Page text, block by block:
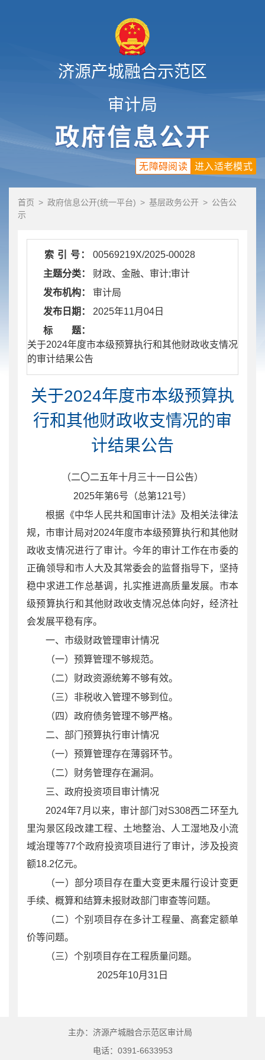
济源产城融合示范区
审计局
进入适老模式
无障碍阅读
首页 > 政府信息公开(统一平台) > 基层政务公开 > 公告公
示
索 引 号：
00569219X/2025-00028
主题分类：
财政、金融、审计;审计
发布机构：
审计局
发布日期：
2025年11月04日
标 题：
​ 关于2024年度市本级预算执行和其他财政收支情况
的审计结果公告
关于2024年度市本级预算执
行和其他财政收支情况的审
计结果公告
（二〇二五年十月 三十一 日公告）
2025年第6号（总第121号）
根据《中华人民共和国审计法》及相关法律法
规，市审计局对2024年度市本级预算执行和其他财
政收支情况进行了审计。今年的审计工作在市委的
正确领导和市人大及其常委会的监督指导下，坚持
稳中求进工作总基调，扎实推进高质量发展。市本
级预算执行和其他财政收支情况总体向好，经济社
会发展平稳有序。
一、市级财政管理审计情况
（一）预算管理不够规范。
（二）财政资源统筹不够有效。
（三）非税收入管理不够到位。
（四）政府债务管理不够严格。
二、 部门预算执行审计情况
（一）预算管理存在薄弱环节。
（二）财务管理存在漏洞。
三、政府投资项目审计情况
2024年7 月以来，审计部门对S308西二环至九
里沟景区段改建工程、土地整治、人工湿地及小流
域治理等77个政府投资项目进行了审计，涉及投资
额18.2亿元。
（一） 部分项目存在重大变更未履行设计变更
手续、概算和结算未报财政部门审查等问题。
（二） 个别项目存在多计工程量、高套定额单
价等问题。
（三） 个别项目存在工程质量问题。
2025年10月 31 日
主办：济源产城融合示范区审计局
电话：0391-6633953